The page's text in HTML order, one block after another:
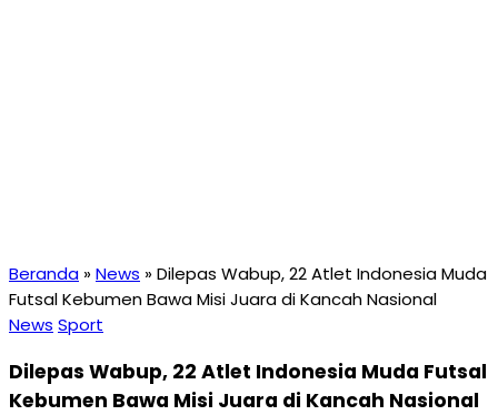
Beranda »News »Dilepas Wabup, 22 Atlet Indonesia Muda
Futsal Kebumen Bawa Misi Juara di Kancah Nasional
News Sport
Dilepas Wabup, 22 Atlet Indonesia Muda Futsal
Kebumen Bawa Misi Juara di Kancah Nasional